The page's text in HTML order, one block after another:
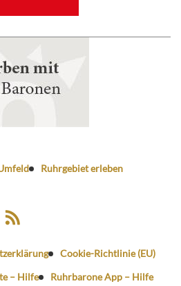
Ruhrgebiet erleben
Cookie-Richtlinie (EU)
– Hilfe
Ruhrbarone App – Hilfe